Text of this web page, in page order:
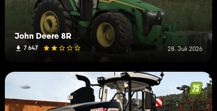
John Deere 8R
7 647 28. Juli 2026